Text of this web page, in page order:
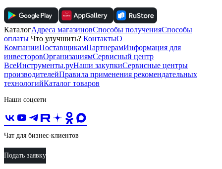
КаталогАдреса магазиновСпособы полученияСпособы
оплаты Что улучшить? КонтактыО
КомпанииПоставщикамПартнерамИнформация для
инвесторовОрганизациямСервисный центр
ВсеИнструменты.руНаши закупкиСервисные центры
производителейПравила применения рекомендательных
технологийКаталог товаров
Наши соцсети
Чат для бизнес-клиентов
Подать заявку